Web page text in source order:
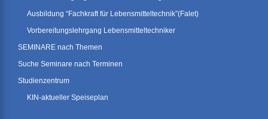
Ausbildung “Fachkraft für Lebensmitteltechnik”(Falet)
Vorbereitungslehrgang Lebensmitteltechniker
SEMINARE nach Themen
Suche Seminare nach Terminen
Studienzentrum
KIN-aktueller Speiseplan